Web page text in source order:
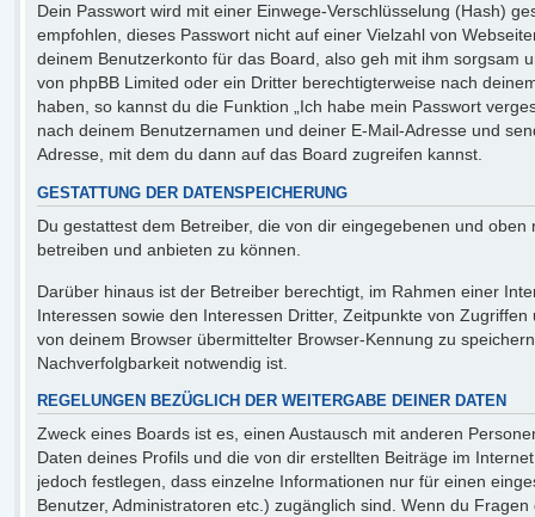
Dein Passwort wird mit einer Einwege-Verschlüsselung (Hash)
empfohlen, dieses Passwort nicht auf einer Vielzahl von
deinem Benutzerkonto für das Board, also geh mit ihm sorgsam
von phpBB Limited oder ein Dritter berechtigterweise nach
haben, so kannst du die Funktion „Ich habe mein Passwort
nach deinem Benutzernamen und deiner E-Mail-Adresse und
Adresse, mit dem du dann auf das Board zugreifen kannst.
GESTATTUNG DER DATENSPEICHERUNG
Du gestattest dem Betreiber, die von dir eingegebenen und
betreiben und anbieten zu können.
Darüber hinaus ist der Betreiber berechtigt, im Rahmen einer
Interessen sowie den Interessen Dritter, Zeitpunkte von
von deinem Browser übermittelter Browser-Kennung zu
Nachverfolgbarkeit notwendig ist.
REGELUNGEN BEZÜGLICH DER WEITERGABE DEINER DATEN
Zweck eines Boards ist es, einen Austausch mit anderen
Daten deines Profils und die von dir erstellten Beiträge im
jedoch festlegen, dass einzelne Informationen nur für einen
Benutzer, Administratoren etc.) zugänglich sind. Wenn du